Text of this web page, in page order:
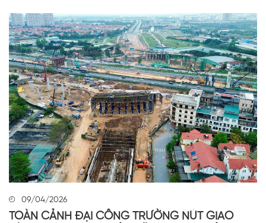
09/04/2026
TOÀN CẢNH ĐẠI CÔNG TRƯỜNG NÚT GIAO